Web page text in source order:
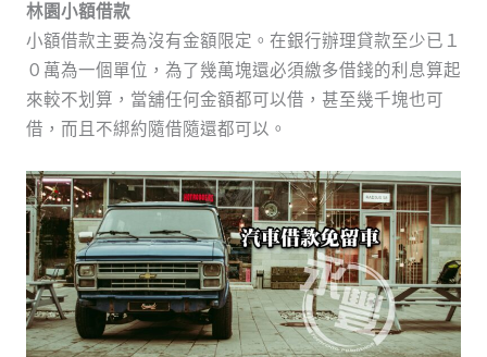
林園小額借款
小額借款主要為沒有金額限定。在銀行辦理貸款至少已１
０萬為一個單位，為了幾萬塊還必須繳多借錢的利息算起
來較不划算，當舖任何金額都可以借，甚至幾千塊也可
借，而且不綁約隨借隨還都可以。